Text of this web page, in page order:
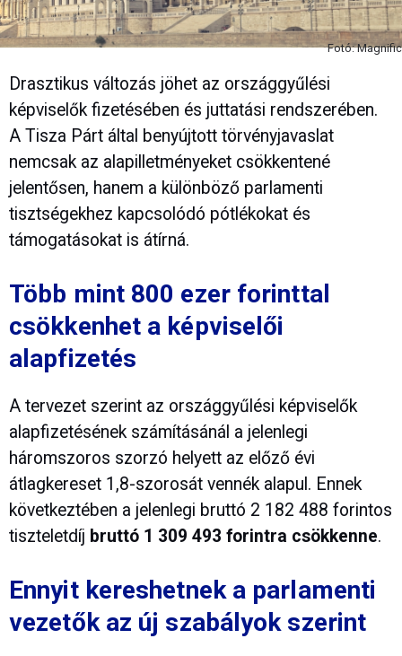
Fotó: Magnific
Drasztikus változás jöhet az országgyűlési
képviselők fizetésében és juttatási rendszerében.
A Tisza Párt által benyújtott törvényjavaslat
nemcsak az alapilletményeket csökkentené
jelentősen, hanem a különböző parlamenti
tisztségekhez kapcsolódó pótlékokat és
támogatásokat is átírná.
Több mint 800 ezer forinttal
csökkenhet a képviselői
alapfizetés
A tervezet szerint az országgyűlési képviselők
alapfizetésének számításánál a jelenlegi
háromszoros szorzó helyett az előző évi
átlagkereset 1,8-szorosát vennék alapul. Ennek
következtében a jelenlegi bruttó 2 182 488 forintos
tiszteletdíj bruttó 1 309 493 forintra csökkenne.
Ennyit kereshetnek a parlamenti
vezetők az új szabályok szerint